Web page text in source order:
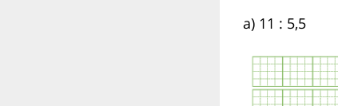
a) 11 : 5,5